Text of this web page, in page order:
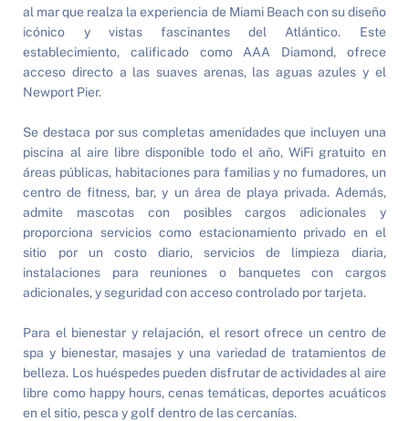
al mar que realza la experiencia de Miami Beach con su diseño
icónico y vistas fascinantes del Atlántico. Este
establecimiento, calificado como AAA Diamond, ofrece
acceso directo a las suaves arenas, las aguas azules y el
Newport Pier.
Se destaca por sus completas amenidades que incluyen una
piscina al aire libre disponible todo el año, WiFi gratuito en
áreas públicas, habitaciones para familias y no fumadores, un
centro de fitness, bar, y un área de playa privada. Además,
admite mascotas con posibles cargos adicionales y
proporciona servicios como estacionamiento privado en el
sitio por un costo diario, servicios de limpieza diaria,
instalaciones para reuniones o banquetes con cargos
adicionales, y seguridad con acceso controlado por tarjeta.
Para el bienestar y relajación, el resort ofrece un centro de
spa y bienestar, masajes y una variedad de tratamientos de
belleza. Los huéspedes pueden disfrutar de actividades al aire
libre como happy hours, cenas temáticas, deportes acuáticos
en el sitio, pesca y golf dentro de las cercanías.